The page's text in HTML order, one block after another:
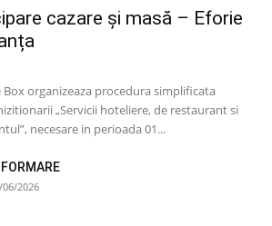
cazare și masă – Eforie
Box organizeaza procedura simplificata
„Servicii hoteliere, de restaurant si
necesare in perioada 01...
06/2026